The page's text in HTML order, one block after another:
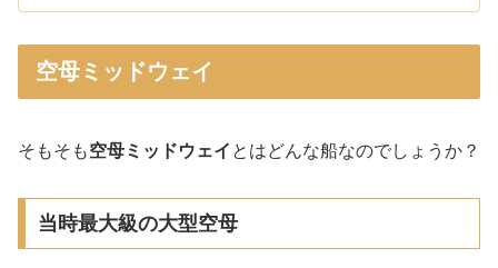
空母ミッドウェイ
そもそも空母ミッドウェイ とはどんな船なのでしょうか？
当時最大級の大型空母